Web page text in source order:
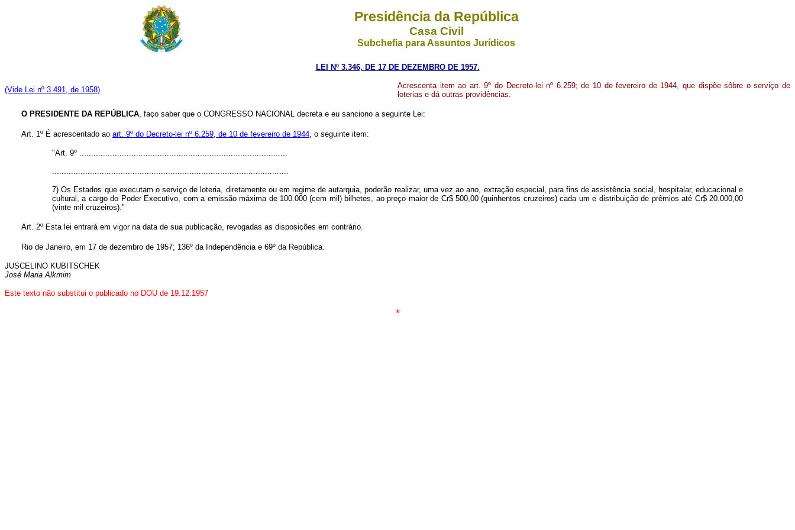
Presidência da República
Casa Civil
Subchefia para Assuntos Jurídicos
LEI Nº 3.346, DE 17 DE DEZEMBRO DE 1957.
(Vide Lei nº 3.491, de 1958)
Acrescenta item ao art. 9º do Decreto-lei nº 6.259; de 10 de fevereiro de 1944, que dispõe sôbre o serviço de
loterias e dá outras providências.
O PRESIDENTE DA REPÚBLICA, faço saber que o CONGRESSO NACIONAL decreta e eu sanciono a seguinte Lei:
Art. 1º É acrescentado ao art. 9º do Decreto-lei nº 6.259, de 10 de fevereiro de 1944, o seguinte item:
"Art. 9º ........................................................................................
....................................................................................................
7) Os Estados que executam o serviço de loteria, diretamente ou em regime de autarquia, poderão realizar, uma vez ao ano, extração especial, para fins de assistência social, hospitalar, educacional e
cultural, a cargo do Poder Executivo, com a emissão máxima de 100.000 (cem mil) bilhetes, ao preço maior de Cr$ 500,00 (quinhentos cruzeiros) cada um e distribuição de prêmios até Cr$ 20.000,00
(vinte mil cruzeiros)."
Art. 2º Esta lei entrará em vigor na data de sua publicação, revogadas as disposições em contrário.
Rio de Janeiro, em 17 de dezembro de 1957; 136º da Independência e 69º da República.
JUSCELINO KUBITSCHEK
José Maria Alkmim
Este texto não substitui o publicado no DOU de 19.12.1957
*